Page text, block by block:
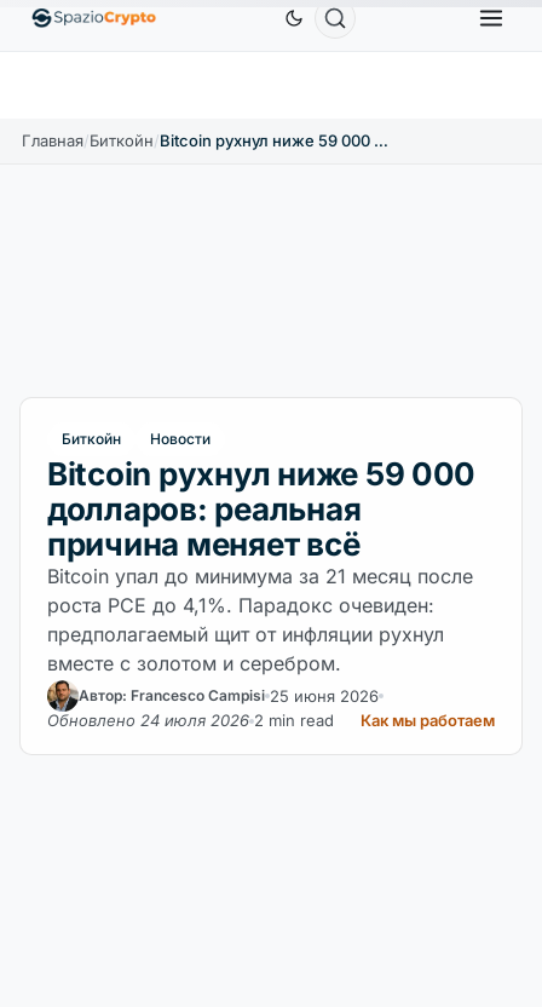
EthereumETH1 880,58 $ Tether USDT0,9991 $ BNBBNB
Главная/Биткойн/ Bitcoin рухнул ниже 59 000 долларов: реальная причина меняет всё
Биткойн Новости
Bitcoin рухнул ниже 59 000
долларов: реальная
причина меняет всё
Bitcoin упал до минимума за 21 месяц после
роста PCE до 4,1%. Парадокс очевиден:
предполагаемый щит от инфляции рухнул
вместе с золотом и серебром.
Автор: Francesco Campisi 25 июня 2026
Обновлено 24 июля 2026 2 min read Как мы работаем